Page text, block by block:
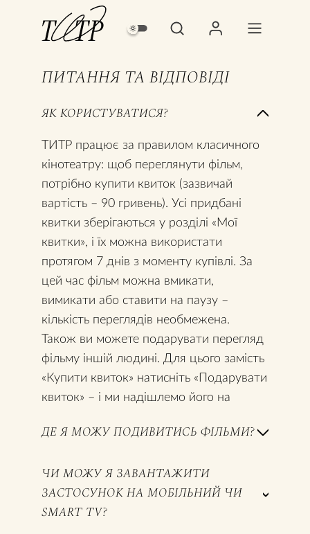
ПИТАННЯ ТА ВІДПОВІДІ
ЯК КОРИСТУВАТИСЯ?
ТИТР працює за правилом класичного
кінотеатру: щоб переглянути фільм,
потрібно купити квиток (зазвичай
вартість – 90 гривень). Усі придбані
квитки зберігаються у розділі «Мої
квитки», і їх можна використати
протягом 7 днів з моменту купівлі. За
цей час фільм можна вмикати,
вимикати або ставити на паузу –
кількість переглядів необмежена.
Також ви можете подарувати перегляд
фільму іншій людині. Для цього замість
«Купити квиток» натисніть «Подарувати
квиток» – і ми надішлемо його на
ДЕ Я МОЖУ ПОДИВИТИСЬ ФІЛЬМИ?
ЧИ МОЖУ Я ЗАВАНТАЖИТИ
ЗАСТОСУНОК НА МОБІЛЬНИЙ ЧИ
SMART TV?